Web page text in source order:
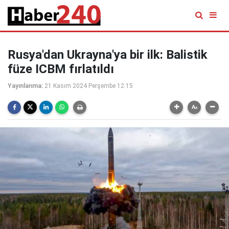
Rusya'dan Ukrayna'ya bir ilk: Balistik
füze ICBM fırlatıldı
Yayınlanma: 21 Kasım 2024 Perşembe 12:15